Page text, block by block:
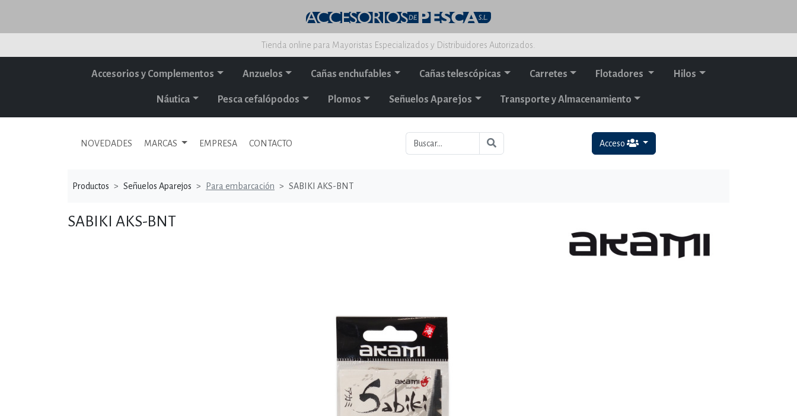
Tienda online para Mayoristas Especializados y Distribuidores Autorizados.
Accesorios y Complementos Anzuelos Cañas enchufables Cañas telescópicas Carretes Flotadores Hilos
Náutica Pesca cefalópodos Plomos Señuelos Aparejos Transporte y Almacenamiento
NOVEDADES MARCAS EMPRESA CONTACTO Acceso
Productos Señuelos Aparejos Para embarcación SABIKI AKS-BNT
SABIKI AKS-BNT